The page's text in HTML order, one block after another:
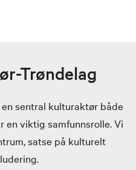
Trøndelag
sentral kulturaktør både
en viktig samfunnsrolle. Vi
satse på kulturelt